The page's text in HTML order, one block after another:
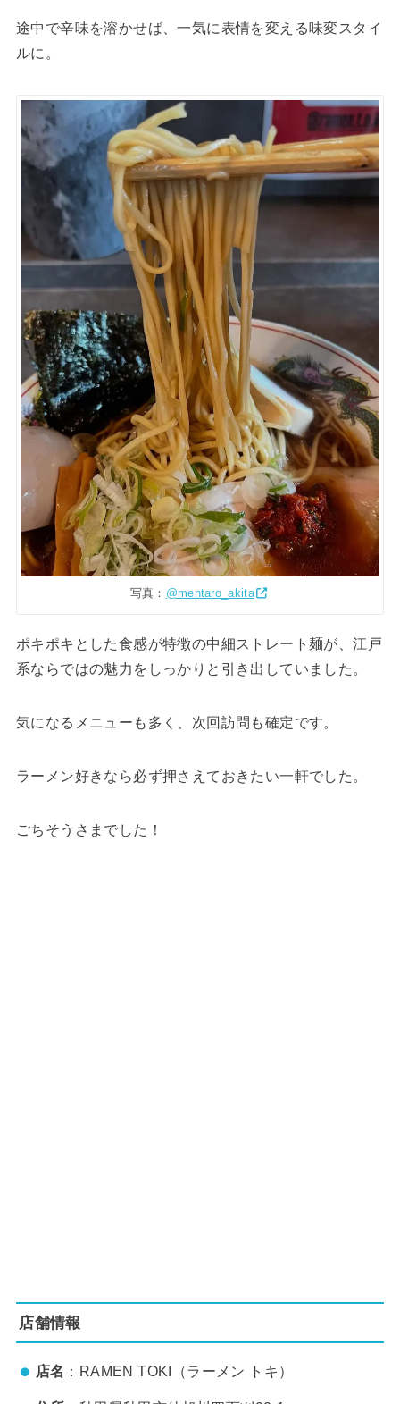
途中で辛味を溶かせば、一気に表情を変える味変スタイ
ルに。
写真： @mentaro_akita
ポキポキとした食感が特徴の中細ストレート麺が、江戸
系ならではの魅力をしっかりと引き出していました。
気になるメニューも多く、次回訪問も確定です。
ラーメン好きなら必ず押さえておきたい一軒でした。
ごちそうさまでした！
店舗情報
店名 ：RAMEN TOKI（ラーメン トキ）